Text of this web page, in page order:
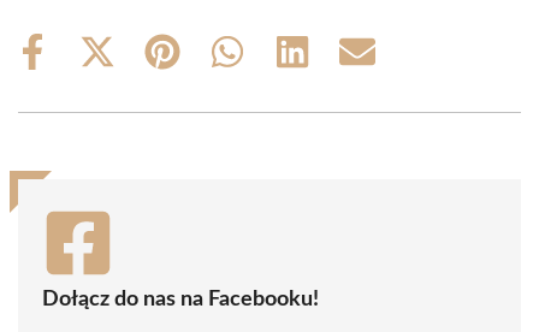
Share
Share
(Twitter)
Share
Share
Share
Share
Dołącz do nas na Facebooku!